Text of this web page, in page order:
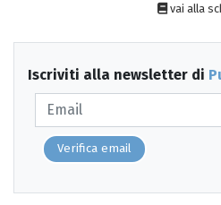
vai alla
Iscriviti alla newsletter di
Verifica email